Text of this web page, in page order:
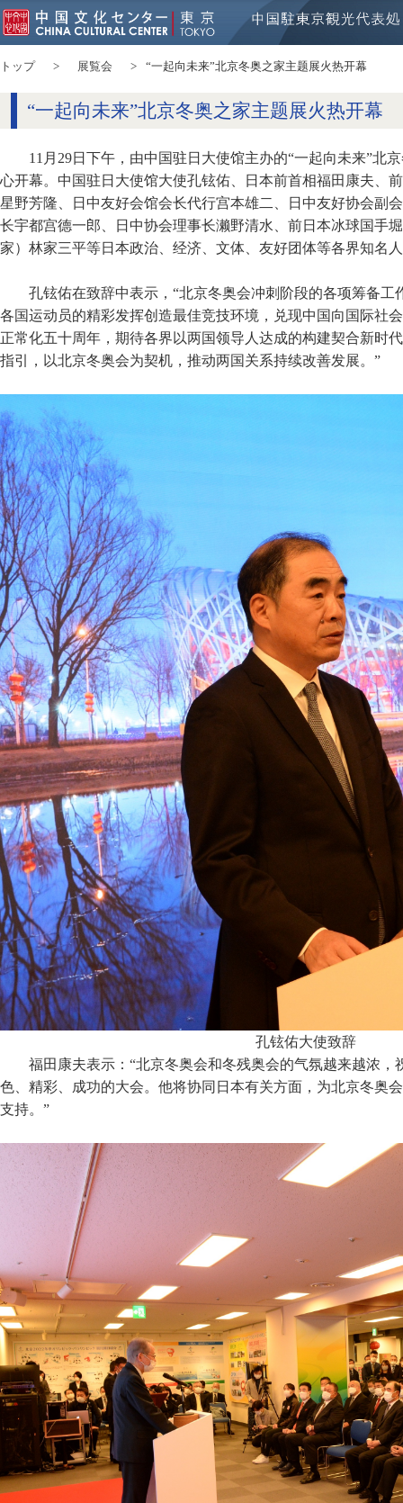
トップ 展覧会 “一起向未来”北京冬奥之家主题展火热开幕
“一起向未来”北京冬奥之家主题展火热开幕
11月29日下午，由中国驻日大使馆主办的“一起向未来”北
心开幕。中国驻日大使馆大使孔铉佑、日本前首相福田康夫、
星野芳隆、日中友好会馆会长代行宫本雄二、日中友好协会副
长宇都宫德一郎、日中协会理事长濑野清水、前日本冰球国手
家）林家三平等日本政治、经济、文体、友好团体等各界知名
孔铉佑在致辞中表示，“北京冬奥会冲刺阶段的各项筹备
各国运动员的精彩发挥创造最佳竞技环境，兑现中国向国际社
正常化五十周年，期待各界以两国领导人达成的构建契合新时
指引，以北京冬奥会为契机，推动两国关系持续改善发展。”
孔铉佑大使致辞
福田康夫表示：“北京冬奥会和冬残奥会的气氛越来越浓
色、精彩、成功的大会。他将协同日本有关方面，为北京冬奥
支持。”